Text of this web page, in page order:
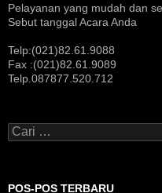
Pelayanan yang mudah dan
Sebut tanggal Acara Anda
Telp:(021)82.61.9088
Fax :(021)82.61.9089
Telp.087877.520.712
Cari
untuk:
POS-POS TERBARU